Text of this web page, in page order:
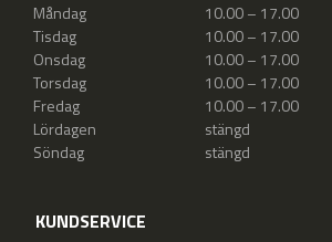
Måndag
10.00 – 17.00
Tisdag
10.00 – 17.00
Onsdag
10.00 – 17.00
Torsdag
10.00 – 17.00
Fredag
10.00 – 17.00
Lördagen
stängd
Söndag
stängd
KUNDSERVICE